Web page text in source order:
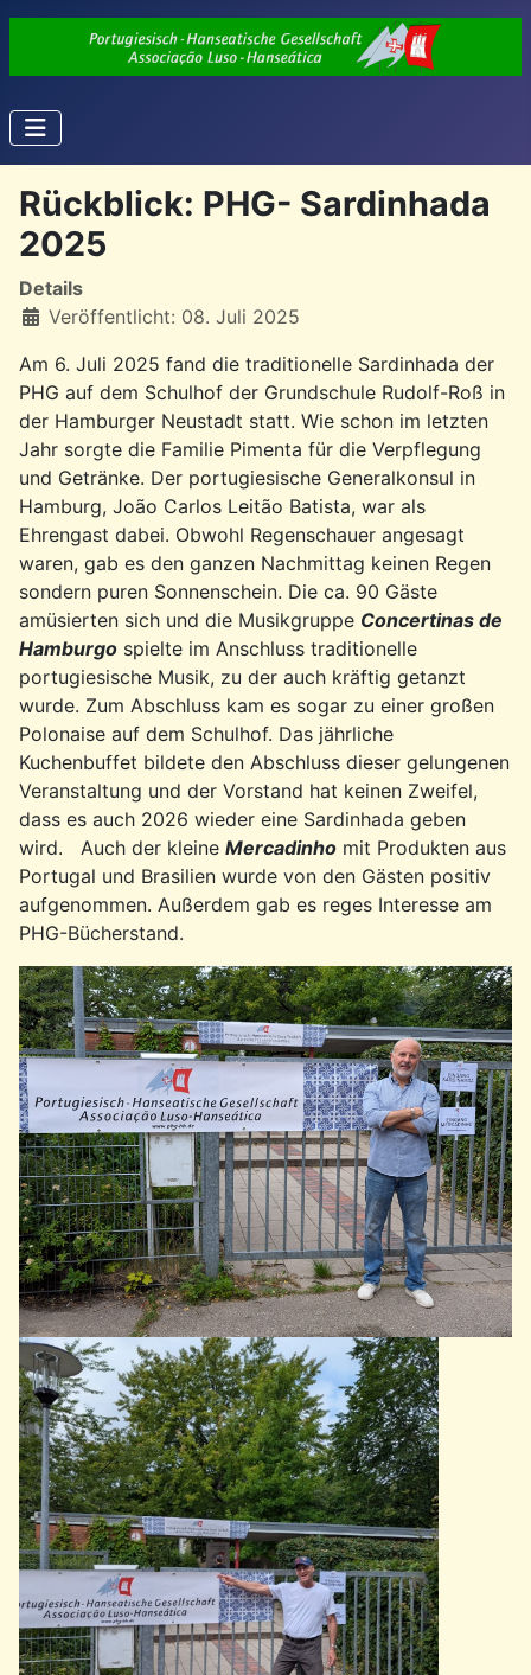
Rückblick: PHG- Sardinhada
2025
Details
Veröffentlicht: 08. Juli 2025
Am 6. Juli 2025 fand die traditionelle Sardinhada der
PHG auf dem Schulhof der Grundschule Rudolf-Roß in
der Hamburger Neustadt statt. Wie schon im letzten
Jahr sorgte die Familie Pimenta für die Verpflegung
und Getränke. Der portugiesische Generalkonsul in
Hamburg, João Carlos Leitão Batista, war als
Ehrengast dabei. Obwohl Regenschauer angesagt
waren, gab es den ganzen Nachmittag keinen Regen
sondern puren Sonnenschein. Die ca. 90 Gäste
amüsierten sich und die Musikgruppe Concertinas de
Hamburgo spielte im Anschluss traditionelle
portugiesische Musik, zu der auch kräftig getanzt
wurde. Zum Abschluss kam es sogar zu einer großen
Polonaise auf dem Schulhof. Das jährliche
Kuchenbuffet bildete den Abschluss dieser gelungenen
Veranstaltung und der Vorstand hat keinen Zweifel,
dass es auch 2026 wieder eine Sardinhada geben
wird. Auch der kleine Mercadinho mit Produkten aus
Portugal und Brasilien wurde von den Gästen positiv
aufgenommen. Außerdem gab es reges Interesse am
PHG-Bücherstand.